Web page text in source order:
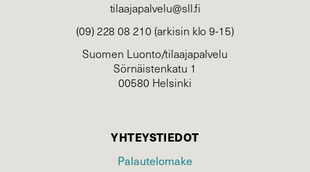
tilaajapalvelu@sll.fi
(09) 228 08 210 (arkisin klo 9-15)
Suomen Luonto/tilaajapalvelu
Sörnäistenkatu 1
00580 Helsinki
YHTEYSTIEDOT
Palautelomake